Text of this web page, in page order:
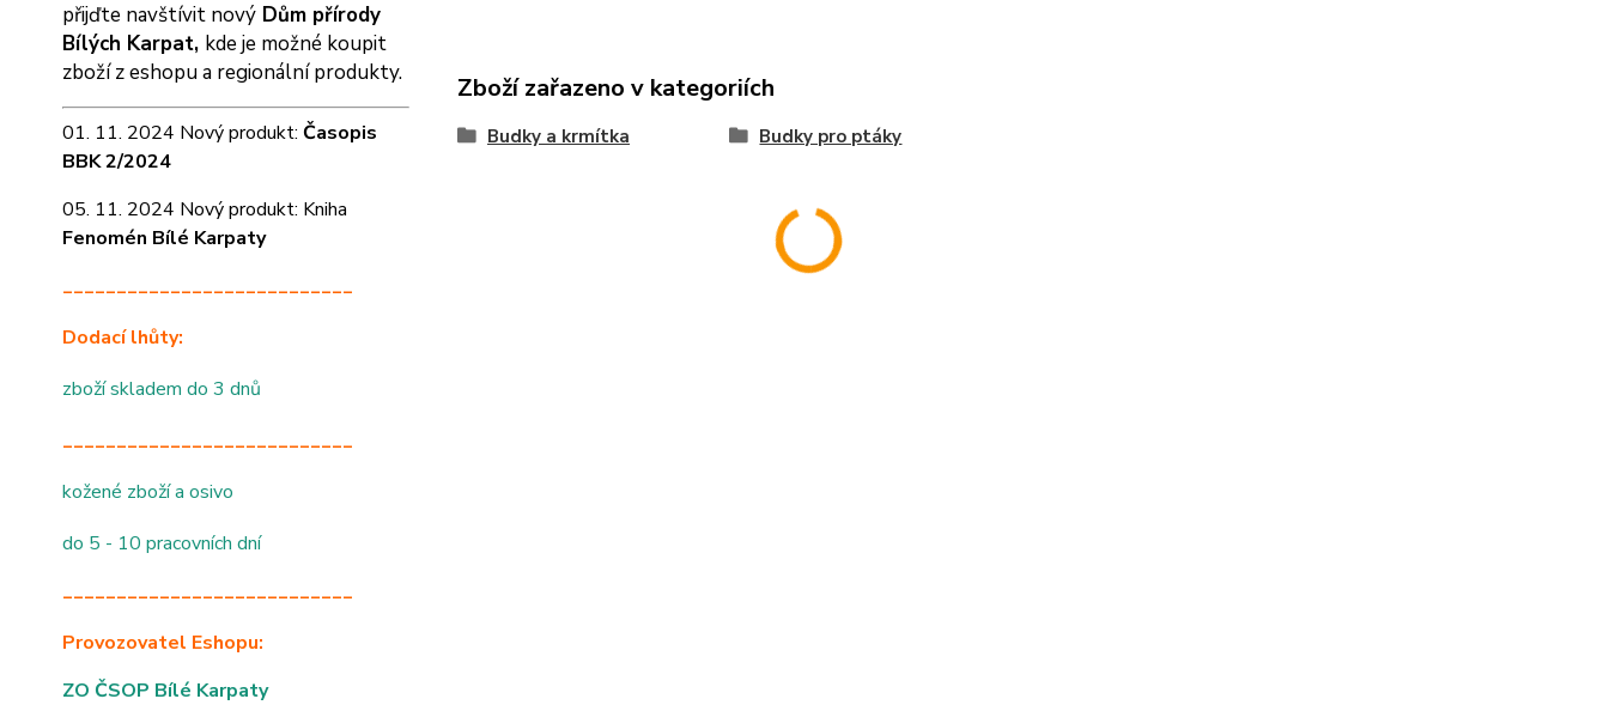
přijďte navštívit nový Dům přírody
Bílých Karpat, kde je možné koupit
zboží z eshopu a regionální produkty.
01. 11. 2024 Nový produkt: Časopis
BBK 2/2024
05. 11. 2024 Nový produkt: Kniha
Fenomén Bílé Karpaty
___________________________
Dodací lhůty:
zboží skladem do 3 dnů
___________________________
kožené zboží a osivo
do 5 - 10 pracovních dní
___________________________
Provozovatel Eshopu:
ZO ČSOP Bílé Karpaty
Zboží zařazeno v kategoriích
Budky a krmítka Budky pro ptáky